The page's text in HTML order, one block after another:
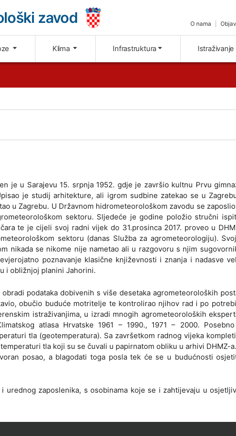
zavod O nama
Klima Infrastruktura
je u Sarajevu 15. srpnja 1952. gdje je završio kultnu Prvu
je studij arhitekture, ali igrom sudbine zatekao se u
u Zagrebu. U Državnom hidrometeorološkom zavodu se zaposlio
sektoru. Sljedeće je godine položio stručni
te je cijeli svoj radni vijek do 31.prosinca 2017. proveo u
sektoru (danas Služba za agrometeorologiju).
nikada se nikome nije nametao ali u razgovoru s njim
poznavanje klasične književnosti i znanja i nadasve
i obližnjoj planini Jahorini.
podataka dobivenih s više desetaka agrometeoroloških
obučio buduće motritelje te kontrolirao njihov rad i po
istraživanjima, u izradi mnogih agrometeoroloških
atlasa Hrvatske 1961 – 1990., 1971 – 2000.
tla (geotemperatura). Sa završetkom radnog vijeka
tla koji su se čuvali u papirnatom obliku u arhivi DHMZ-
posao, a blagodati toga posla tek će se u budućnosti
urednog zaposlenika, s osobinama koje se i zahtijevaju u